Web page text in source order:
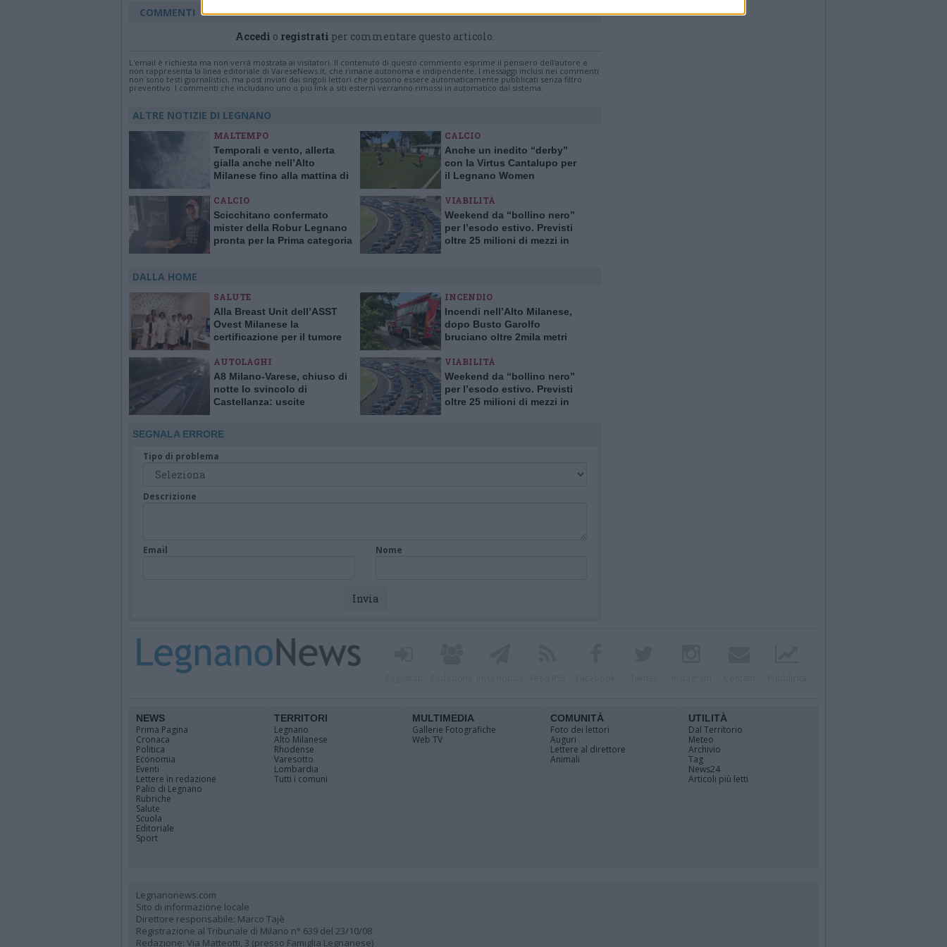
COMMENTI
Accedi o registrati per commentare questo articolo.
L'email è richiesta ma non verrà mostrata ai visitatori. Il contenuto di questo commento esprime il pensiero dell'autore e
non rappresenta la linea editoriale di VareseNews.it, che rimane autonoma e indipendente. I messaggi inclusi nei commenti
non sono testi giornalistici, ma post inviati dai singoli lettori che possono essere automaticamente pubblicati senza filtro
preventivo. I commenti che includano uno o più link a siti esterni verranno rimossi in automatico dal sistema.
ALTRE NOTIZIE DI LEGNANO
MALTEMPO
Temporali e vento, allerta
gialla anche nell’Alto
Milanese fino alla mattina di
CALCIO
Anche un inedito “derby”
con la Virtus Cantalupo per
il Legnano Women
CALCIO
Scicchitano confermato
mister della Robur Legnano
pronta per la Prima categoria
VIABILITÀ
Weekend da “bollino nero”
per l’esodo estivo. Previsti
oltre 25 milioni di mezzi in
DALLA HOME
SALUTE
Alla Breast Unit dell’ASST
Ovest Milanese la
certificazione per il tumore
Italia
INCENDIO
Incendi nell’Alto Milanese,
dopo Busto Garolfo
bruciano oltre 2mila metri
AUTOLAGHI
A8 Milano-Varese, chiuso di
notte lo svincolo di
Castellanza: uscite
VIABILITÀ
Weekend da “bollino nero”
per l’esodo estivo. Previsti
oltre 25 milioni di mezzi in
SEGNALA ERRORE
Tipo di problema
Descrizione
Email Nome
NEWS
Prima Pagina
Cronaca
Politica
Economia
Eventi
Lettere in redazione
Palio di Legnano
Rubriche
Salute
Scuola
Editoriale
Sport
TERRITORI
Legnano
Alto Milanese
Rhodense
Varesotto
Lombardia
Tutti i comuni
MULTIMEDIA
Gallerie Fotografiche
Web TV
COMUNITÀ
Foto dei lettori
Auguri
Lettere al direttore
Animali
UTILITÀ
Dal Territorio
Meteo
Archivio
Tag
News24
Articoli più letti
Legnanonews.com
Sito di informazione locale
Direttore responsabile: Marco Tajè
Registrazione al Tribunale di Milano n° 639 del 23/10/08
Redazione: Via Matteotti, 3 (presso Famiglia Legnanese)